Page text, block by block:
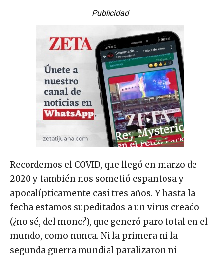
Publicidad
Recordemos el COVID, que llegó en marzo de
2020 y también nos sometió espantosa y
apocalípticamente casi tres años. Y hasta la
fecha estamos supeditados a un virus creado
(¿no sé, del mono?), que generó paro total en el
mundo, como nunca. Ni la primera ni la
segunda guerra mundial paralizaron ni